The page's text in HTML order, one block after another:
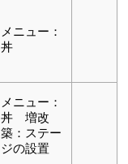
メニュー：
丼
メニュー：
丼 増改
築：ステー
ジの設置